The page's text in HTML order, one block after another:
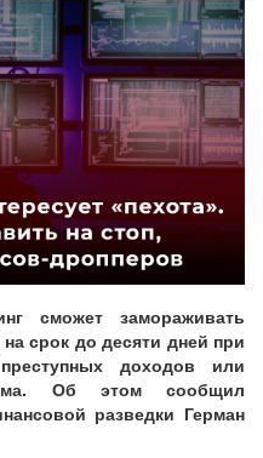
сможет замораживать
срок до десяти дней при
доходов или
Об этом сообщил
разведки Герман